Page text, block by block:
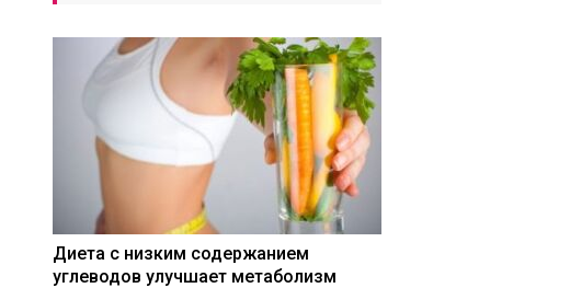
Диета с низким содержанием
углеводов улучшает метаболизм